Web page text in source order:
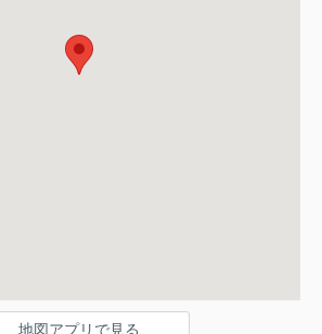
地図アプリで見る